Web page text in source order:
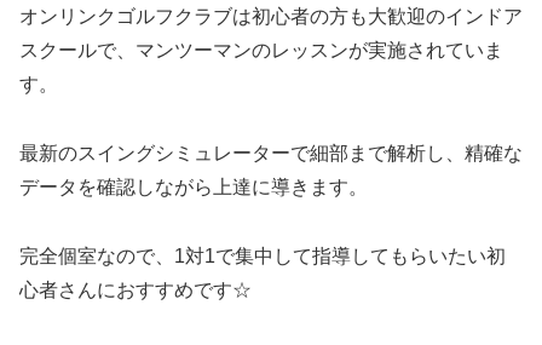
オンリンクゴルフクラブは初心者の方も大歓迎のインドア
スクールで、マンツーマンのレッスンが実施されていま
す。
最新のスイングシミュレーターで細部まで解析し、精確な
データを確認しながら上達に導きます。
完全個室なので、1対1で集中して指導してもらいたい初
心者さんにおすすめです☆